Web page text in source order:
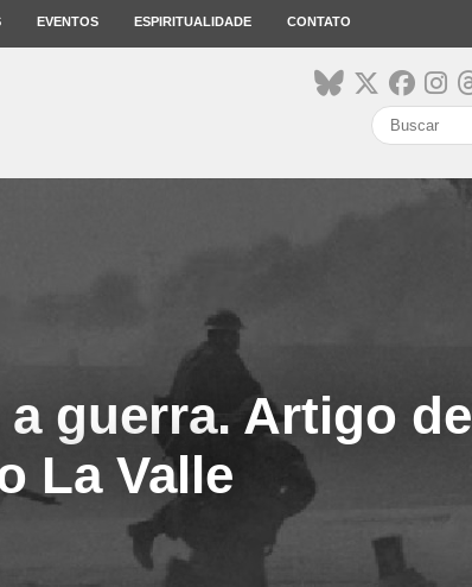
EVENTOS ESPIRITUALIDADE CONTATO
guerra. Artigo de
La Valle